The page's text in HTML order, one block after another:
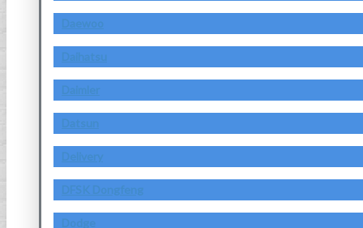
Daewoo
Daihatsu
Daimler
Datsun
Delivery
DFSK Dongfeng
Dodge